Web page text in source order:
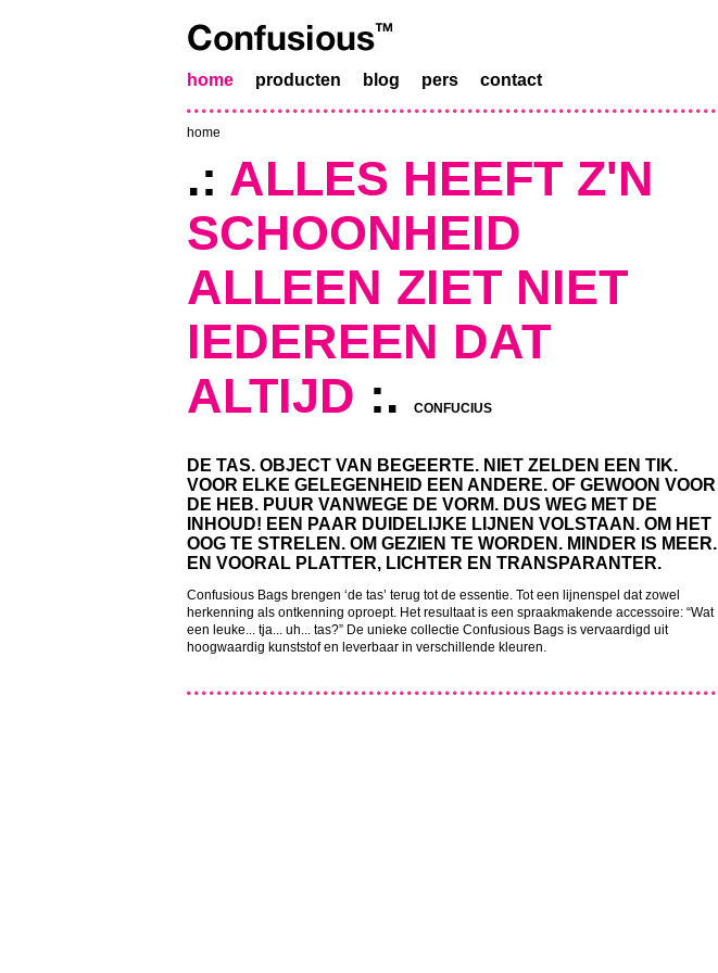
home producten blog pers contact
home
.: ALLES HEEFT Z'N
SCHOONHEID
ALLEEN ZIET NIET
IEDEREEN DAT
ALTIJD :. CONFUCIUS
DE TAS. OBJECT VAN BEGEERTE. NIET ZELDEN EEN TIK.
VOOR ELKE GELEGENHEID EEN ANDERE. OF GEWOON VOOR
DE HEB. PUUR VANWEGE DE VORM. DUS WEG MET DE
INHOUD! EEN PAAR DUIDELIJKE LIJNEN VOLSTAAN. OM HET
OOG TE STRELEN. OM GEZIEN TE WORDEN. MINDER IS MEER.
EN VOORAL PLATTER, LICHTER EN TRANSPARANTER.
Confusious Bags brengen ‘de tas’ terug tot de essentie. Tot een lijnenspel dat zowel
herkenning als ontkenning oproept. Het resultaat is een spraakmakende accessoire: “Wat
een leuke... tja... uh... tas?” De unieke collectie Confusious Bags is vervaardigd uit
hoogwaardig kunststof en leverbaar in verschillende kleuren.